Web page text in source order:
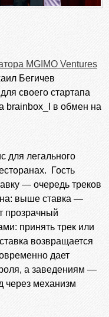
MGIMO Ventures
Бегичев
своего стартапа
brainbox_I в обмен на
для легального
Гость
— очередь треков
выше ставка —
прозрачный
принять трек или
возвращается
дает
а заведениям —
через механизм